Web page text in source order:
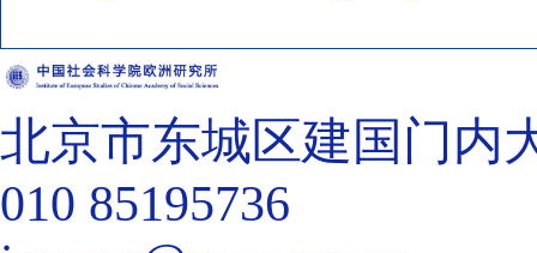
北京市东城区建国门内
010 85195736